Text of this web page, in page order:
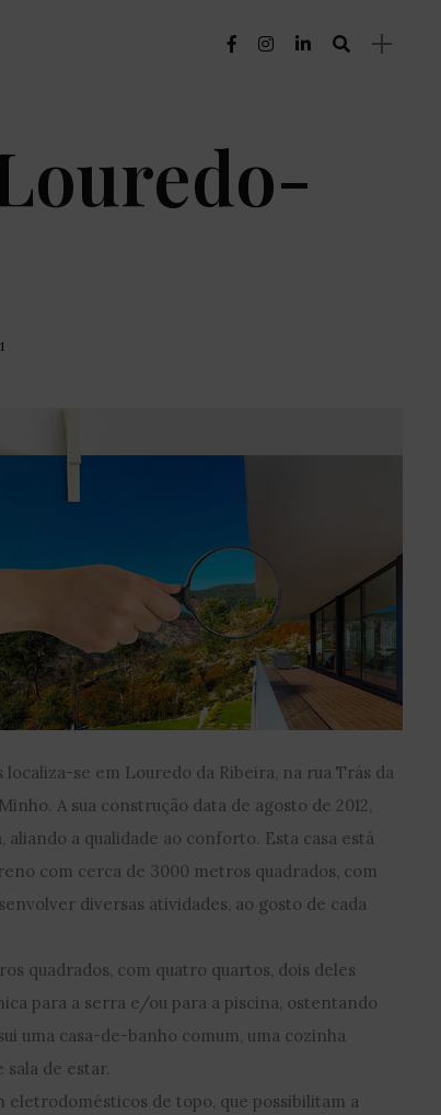
se em Louredo da Ribeira, na rua Trás da
A sua construção data de agosto de 2012,
aliando a qualidade ao conforto. Esta casa está
com cerca de 3000 metros quadrados, com
diversas atividades, ao gosto de cada
quadrados, com quatro quartos, dois deles
para a serra e/ou para a piscina, ostentando
uma casa-de-banho comum, uma cozinha
de estar.
eletrodomésticos de topo, que possibilitam a